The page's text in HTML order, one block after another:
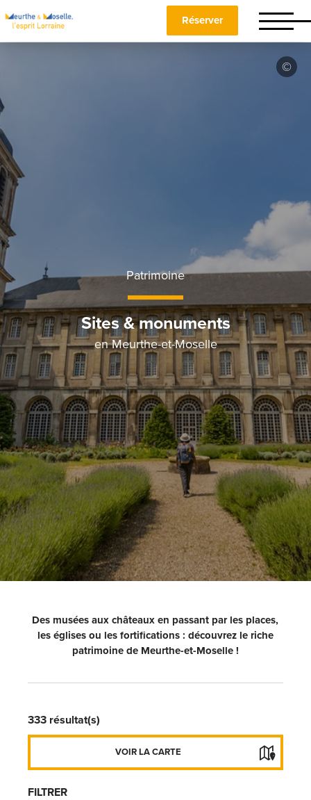
Réserver
Patrimoine
Sites & monuments
en Meurthe-et-Moselle
Des musées aux châteaux en passant par les places,
les églises ou les fortifications : découvrez le riche
patrimoine de Meurthe-et-Moselle !
333 résultat(s)
FERMER LA CARTE
VOIR LA CARTE
FILTRER